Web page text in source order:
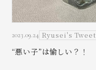
2023.09.24 Ryusei's Tweet
“悪い子”は愉しい？！